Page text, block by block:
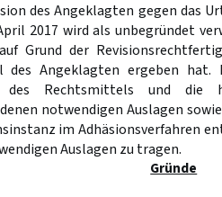
des Angeklagten gegen das
2017 wird als unbegründet
Grund der
des Angeklagten ergeben hat.
des Rechtsmittels und die
notwendigen Auslagen
im Adhäsionsverfahren
Auslagen zu tragen.
Gründe